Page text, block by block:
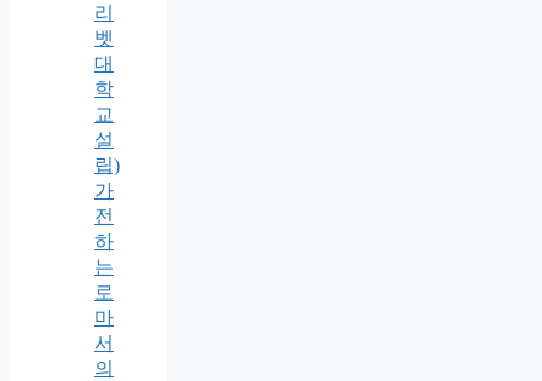
리
벳
대
학
교
설
립)
가
전
하
는
로
마
서
의